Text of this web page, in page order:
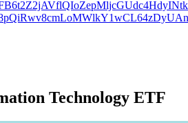
Technology ETF